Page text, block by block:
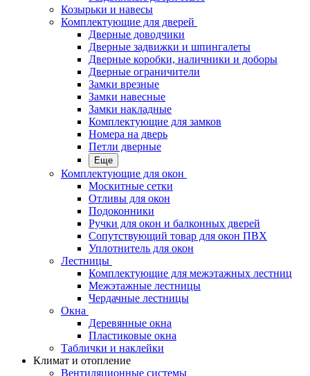
Козырьки и навесы
Комплектующие для дверей
Дверные доводчики
Дверные задвижки и шпингалеты
Дверные коробки, наличники и доборы
Дверные ограничители
Замки врезные
Замки навесные
Замки накладные
Комплектующие для замков
Номера на дверь
Петли дверные
Еще
Комплектующие для окон
Москитные сетки
Отливы для окон
Подоконники
Ручки для окон и балконных дверей
Сопутствующий товар для окон ПВХ
Уплотнитель для окон
Лестницы
Комплектующие для межэтажных лестниц
Межэтажные лестницы
Чердачные лестницы
Окна
Деревянные окна
Пластиковые окна
Таблички и наклейки
Климат и отопление
Вентиляционные системы